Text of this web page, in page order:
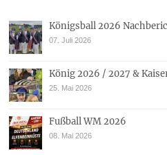
Königsball 2026
07. Juli 2026
König 2026 / 2027 &
25. Mai 2026
Fußball WM 2026
08. Mai 2026